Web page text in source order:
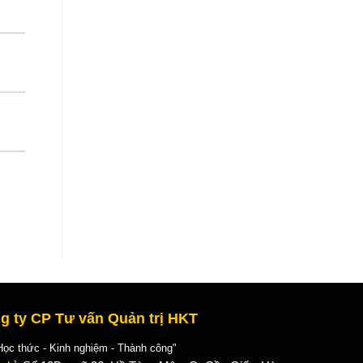
ty CP Tư vấn Quản trị HKT
- Kinh nghiệm - Thành công"